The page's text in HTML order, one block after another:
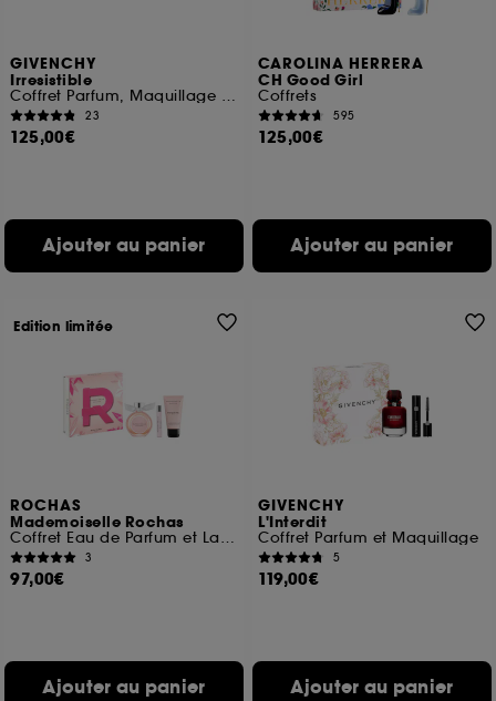
GIVENCHY
Irresistible
Coffret Parfum, Maquillage et Corps & Bain
23
125,00€
Ajouter au panier
CAROLINA HERRERA
CH Good Girl
Coffrets
595
125,00€
Ajouter au panier
ROCHAS
Mademoiselle Rochas
Coffret Eau de Parfum et Lait Corps
3
97,00€
Ajouter au panier
Edition limitée
GIVENCHY
L'Interdit
Coffret Parfum et Maquillage
5
119,00€
Ajouter au panier